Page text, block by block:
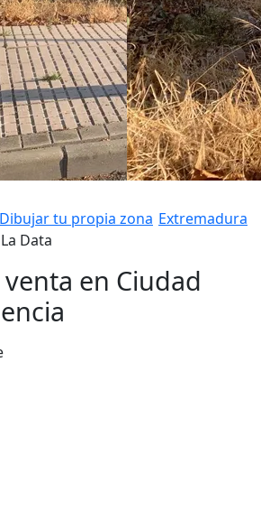
Dibujar tu propia zona Extremadura
La Data
en Ciudad